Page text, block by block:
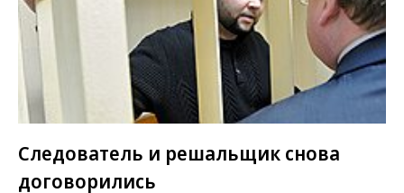
Следователь и решальщик снова
договорились